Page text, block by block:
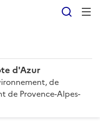
d'Azur
de
de Provence-Alpes-